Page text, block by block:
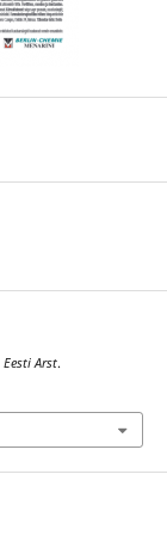
Eesti Arst.